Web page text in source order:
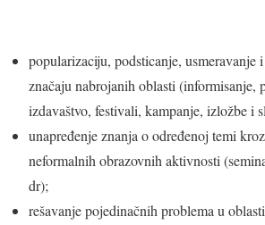
popularizaciju, podsticanje, usmeravanje
značaju nabrojanih oblasti (informisanje,
izdavaštvo, festivali, kampanje, izložbe i
unapređenje znanja o određenoj temi
neformalnih obrazovnih aktivnosti
dr);
rešavanje pojedinačnih problema u